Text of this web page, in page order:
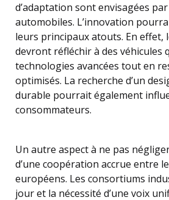
d’adaptation sont envisagées
automobiles. L’innovation
leurs principaux atouts. En effet,
devront réfléchir à des véhicules
technologies avancées tout en
optimisés. La recherche d’un
durable pourrait également
consommateurs.
Un autre aspect à ne pas
d’une coopération accrue entre
européens. Les consortiums
jour et la nécessité d’une voix